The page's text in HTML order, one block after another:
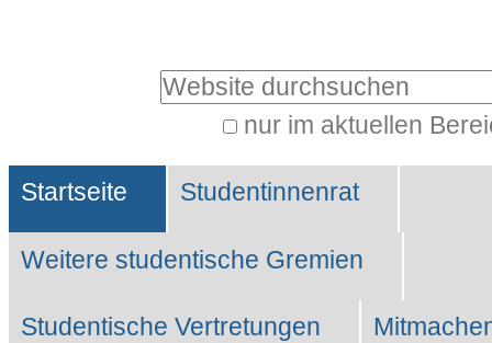
Website durchsuchen
nur im aktuellen
Suche…
Sektionen
Startseite Studentinnenrat
Weitere studentische Gremien
Studentische Vertretungen